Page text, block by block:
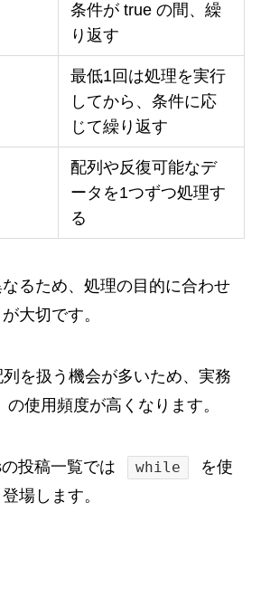
条件が true の間、繰
り返す
最低1回は処理を実行
してから、条件に応
じて繰り返す
配列や反復可能なデ
ータを1つずつ処理す
る
るため、処理の目的に合わせ
大切です。
を扱う機会が多いため、実務
の使用頻度が高くなります。
投稿一覧では while
を使
場します。